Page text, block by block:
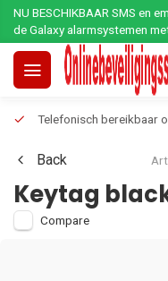
NU BESCHIKBAAR SMS en
de Galaxy alarmsystemen
Telefonisch bereikbaar
Back
Keytag
Compare